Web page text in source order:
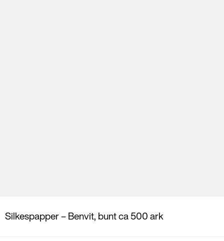
Silkespapper – Benvit, bunt ca 500 ark